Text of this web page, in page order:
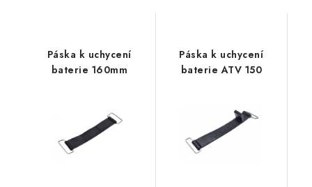
Páska k uchycení
baterie 160mm
Páska k uchycení
baterie ATV 150